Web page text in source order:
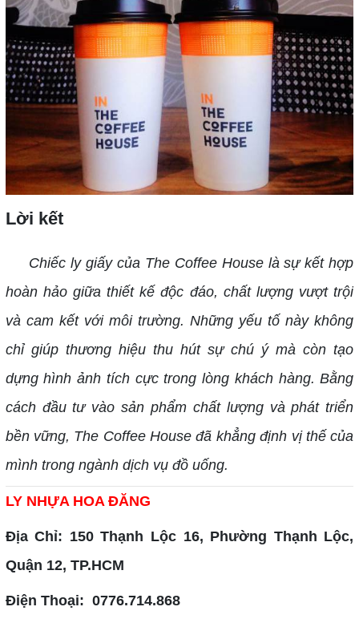
Lời kết
Chiếc ly giấy của The Coffee House là sự kết hợp
hoàn hảo giữa thiết kế độc đáo, chất lượng vượt trội
và cam kết với môi trường. Những yếu tố này không
chỉ giúp thương hiệu thu hút sự chú ý mà còn tạo
dựng hình ảnh tích cực trong lòng khách hàng. Bằng
cách đầu tư vào sản phẩm chất lượng và phát triển
bền vững, The Coffee House đã khẳng định vị thế của
mình trong ngành dịch vụ đồ uống.
LY NHỰA HOA ĐĂNG
Địa Chỉ: 150 Thạnh Lộc 16, Phường Thạnh Lộc,
Quận 12, TP.HCM
Điện Thoại: 0776.714.868